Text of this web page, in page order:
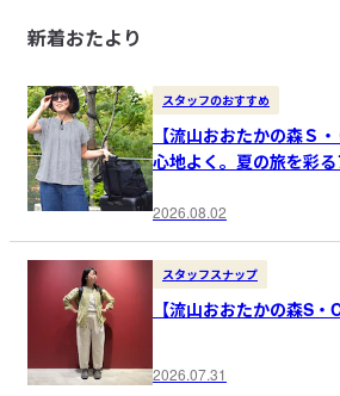
新着おたより
スタッフのおすすめ
【流山おおたかの森Ｓ
心地よく。夏の旅を彩る
2026.08.02
スタッフスナップ
【流山おおたかの森S
2026.07.31